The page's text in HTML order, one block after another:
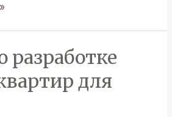
разработке
для